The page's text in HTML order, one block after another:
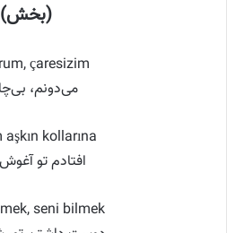
(بخش)
çaresizim
می‌دونم،
aşkın kollarına
افتادم تو
seni bilmek